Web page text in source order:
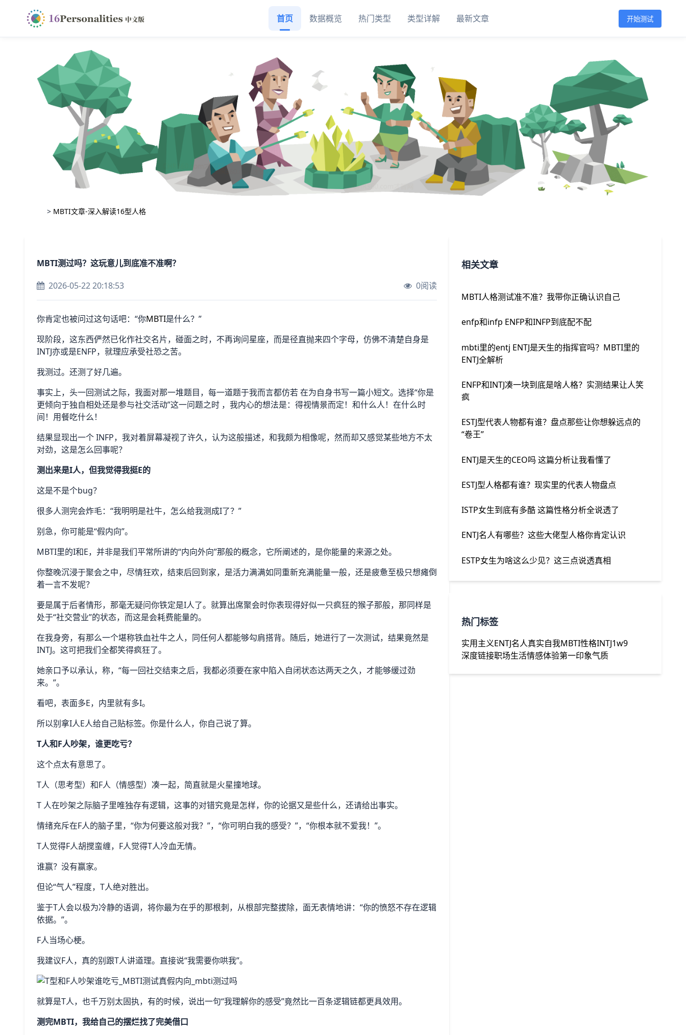
首页 数据概览 热门类型 类型详解 最新文章 开始测试
> MBTI文章-深入解读16型人格
MBTI测过吗？这玩意儿到底准不准啊？
2026-05-22 20:18:53
0阅读
你肯定也被问过这句话吧：“你MBTI是什么？”
现阶段，这东西俨然已化作社交名片，碰面之时，不再询问星座，而是径直抛来四个字母，仿佛不清楚自身是
INTJ亦或是ENFP，就理应承受社恐之苦。
我测过。还测了好几遍。
事实上，头一回测试之际，我面对那一堆题目，每一道题于我而言都仿若 在为自身书写一篇小短文。选择“你是
更倾向于独自相处还是参与社交活动”这一问题之时 ，我内心的想法是：得视情景而定！和什么人！在什么时
间！用餐吃什么！
结果显现出一个 INFP，我对着屏幕凝视了许久，认为这般描述，和我颇为相像呢，然而却又感觉某些地方不太
对劲，这是怎么回事呢？
测出来是I人，但我觉得我挺E的
这是不是个bug？
很多人测完会炸毛：“我明明是社牛，怎么给我测成I了？”
别急，你可能是“假内向”。
MBTI里的I和E，并非是我们平常所讲的“内向外向”那般的概念，它所阐述的，是你能量的来源之处。
你整晚沉浸于聚会之中，尽情狂欢，结束后回到家，是活力满满如同重新充满能量一般，还是疲惫至极只想瘫倒
着一言不发呢？
要是属于后者情形，那毫无疑问你铁定是I人了。就算出席聚会时你表现得好似一只疯狂的猴子那般，那同样是
处于“社交营业”的状态，而这是会耗费能量的。
在我身旁，有那么一个堪称铁血社牛之人，同任何人都能够勾肩搭背。随后，她进行了一次测试，结果竟然是
INTJ。这可把我们全都笑得疯狂了。
她亲口予以承认，称，“每一回社交结束之后，我都必须要在家中陷入自闭状态达两天之久，才能够缓过劲
来。”。
看吧，表面多E，内里就有多I。
所以别拿I人E人给自己贴标签。你是什么人，你自己说了算。
T人和F人吵架，谁更吃亏？
这个点太有意思了。
T人（思考型）和F人（情感型）凑一起，简直就是火星撞地球。
T 人在吵架之际脑子里唯独存有逻辑，这事的对错究竟是怎样，你的论据又是些什么，还请给出事实。
情绪充斥在F人的脑子里，“你为何要这般对我？”，“你可明白我的感受？”，“你根本就不爱我！”。
T人觉得F人胡搅蛮缠，F人觉得T人冷血无情。
谁赢？没有赢家。
但论“气人”程度，T人绝对胜出。
鉴于T人会以极为冷静的语调，将你最为在乎的那根刺，从根部完整拔除，面无表情地讲：“你的愤怒不存在逻辑
依据。”。
F人当场心梗。
我建议F人，真的别跟T人讲道理。直接说“我需要你哄我”。
就算是T人，也千万别太固执，有的时候，说出一句“我理解你的感受”竟然比一百条逻辑链都更具效用。
测完MBTI，我给自己的摆烂找了完美借口
相关文章
MBTI人格测试准不准？我带你正确认识自己
enfp和infp ENFP和INFP到底配不配
mbti里的entj ENTJ是天生的指挥官吗？MBTI里的
ENTJ全解析
ENFP和INTJ凑一块到底是啥人格？实测结果让人笑
疯
ESTJ型代表人物都有谁？盘点那些让你想躲远点的
“卷王”
ENTJ是天生的CEO吗 这篇分析让我看懂了
ESTJ型人格都有谁？现实里的代表人物盘点
ISTP女生到底有多酷 这篇性格分析全说透了
ENTJ名人有哪些？这些大佬型人格你肯定认识
ESTP女生为啥这么少见？这三点说透真相
热门标签
实用主义ENTJ名人真实自我MBTI性格INTJ1w9
深度链接职场生活情感体验第一印象气质